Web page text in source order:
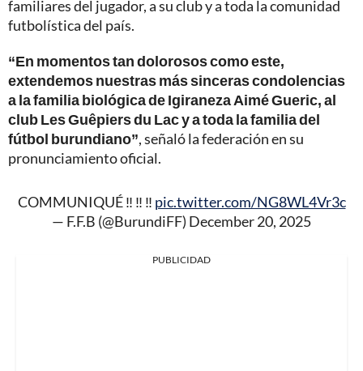
familiares del jugador, a su club y a toda la comunidad
futbolística del país.
“En momentos tan dolorosos como este,
extendemos nuestras más sinceras condolencias
a la familia biológica de Igiraneza Aimé Gueric, al
club Les Guêpiers du Lac y a toda la familia del
fútbol burundiano”, señaló la federación en su
pronunciamiento oficial.
COMMUNIQUÉ ‼️ ‼️ ‼️ pic.twitter.com/NG8WL4Vr3c
— F.F.B (@BurundiFF) December 20, 2025
PUBLICIDAD